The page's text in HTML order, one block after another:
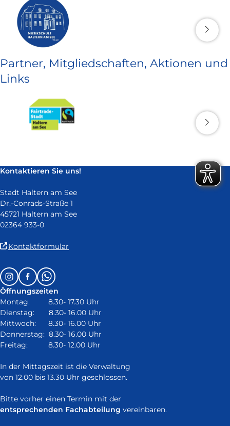
Partner, Mitgliedschaften, Aktionen und
Links
Kontaktieren Sie uns!
Stadt Haltern am See
Dr.-Conrads-Straße 1
45721 Haltern am See
02364 933-0
Kontaktformular
in
neuem
Fenster)
Follow
us
on:
InstagramFacebookWhatsapp
Öffnungszeiten
Montag: 8.30- 17.30 Uhr
Dienstag: 8.30- 16.00 Uhr
Mittwoch: 8.30- 16.00 Uhr
Donnerstag: 8.30- 16.00 Uhr
Freitag: 8.30- 12.00 Uhr
In der Mittagszeit ist die Verwaltung
von 12.00 bis 13.30 Uhr geschlossen.
Bitte vorher einen Termin mit der
entsprechenden Fachabteilung vereinbaren.